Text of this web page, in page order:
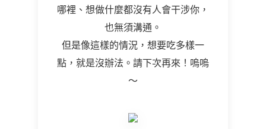
哪裡、想做什麼都沒有人會干涉你，
也無須溝通。
但是像這樣的情況，想要吃多樣一
點，就是沒辦法。請下次再來！嗚嗚
～